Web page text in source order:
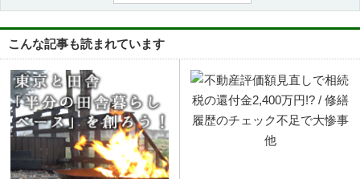
こんな記事も読まれています